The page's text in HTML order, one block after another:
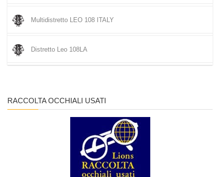
Multidistretto LEO 108 ITALY
Distretto Leo 108LA
RACCOLTA OCCHIALI USATI